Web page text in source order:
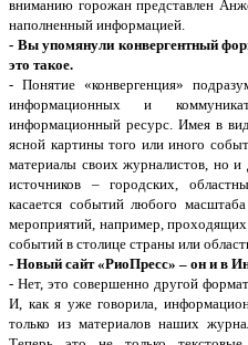
вниманию горожан представлен
наполненный информацией.
- Вы упомянули конвергентный
это такое.
- Понятие «конвергенция»
информационных и
информационный ресурс. Имея в
ясной картины того или иного
материалы своих журналистов, но
источников – городских,
касается событий любого
мероприятий, например,
событий в столице страны или
- Новый сайт «РиоПресс» – он и в
- Нет, это совершенно другой
И, как я уже говорила,
только из материалов наших